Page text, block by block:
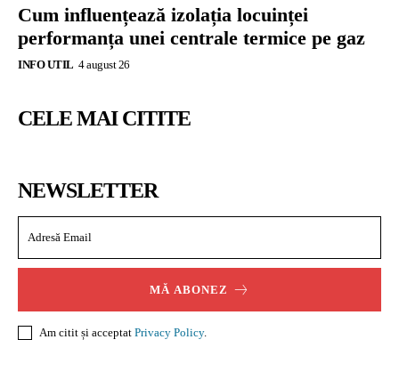
Cum influențează izolația locuinței
performanța unei centrale termice pe gaz
INFO UTIL 4 august 26
CELE MAI CITITE
NEWSLETTER
MĂ ABONEZ
Am citit și acceptat Privacy Policy.